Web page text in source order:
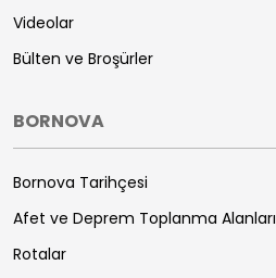
Videolar
Bülten ve Broşürler
BORNOVA
Bornova Tarihçesi
Afet ve Deprem Toplanma Alanları
Rotalar